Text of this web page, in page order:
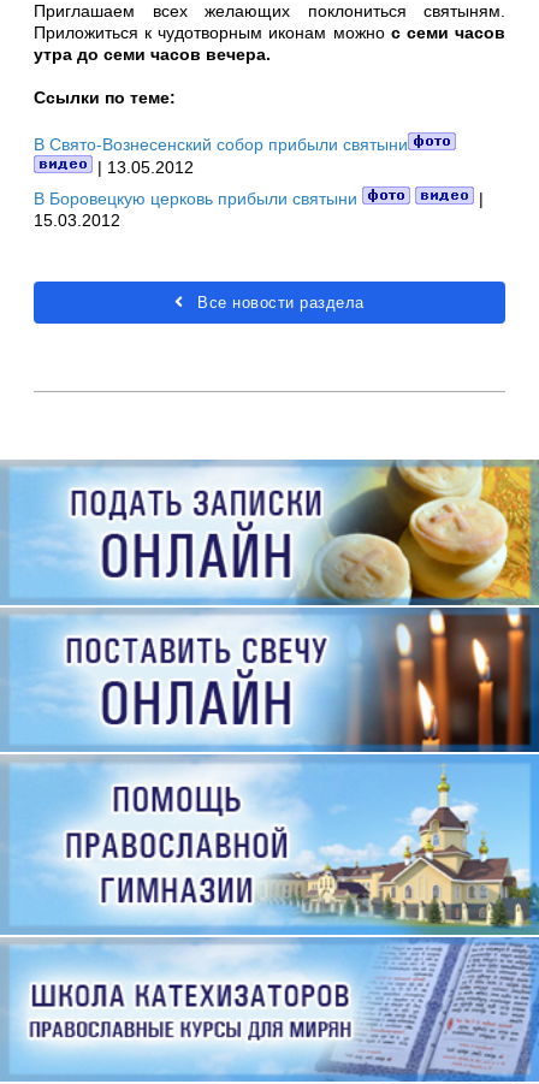
Приглашаем всех желающих поклониться святыням.
Приложиться к чудотворным иконам можно с семи часов
утра до семи часов вечера.
Ссылки по теме:
В Свято-Вознесенский собор прибыли святыни
| 13.05.2012
В Боровецкую церковь прибыли святыни
|
15.03.2012
Все новости раздела